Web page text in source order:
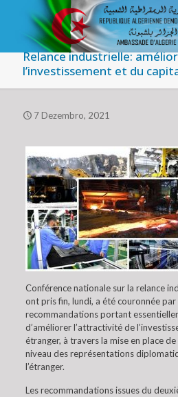
Relance industrielle:
l’investissement et du
7 Dezembro, 2021
Conférence nationale sur la relance
ont pris fin, lundi, a été couronnée par
recommandations portant
d’améliorer l’attractivité de
étranger, à travers la mise en place
niveau des représentations
l’étranger.
Les recommandations issues du